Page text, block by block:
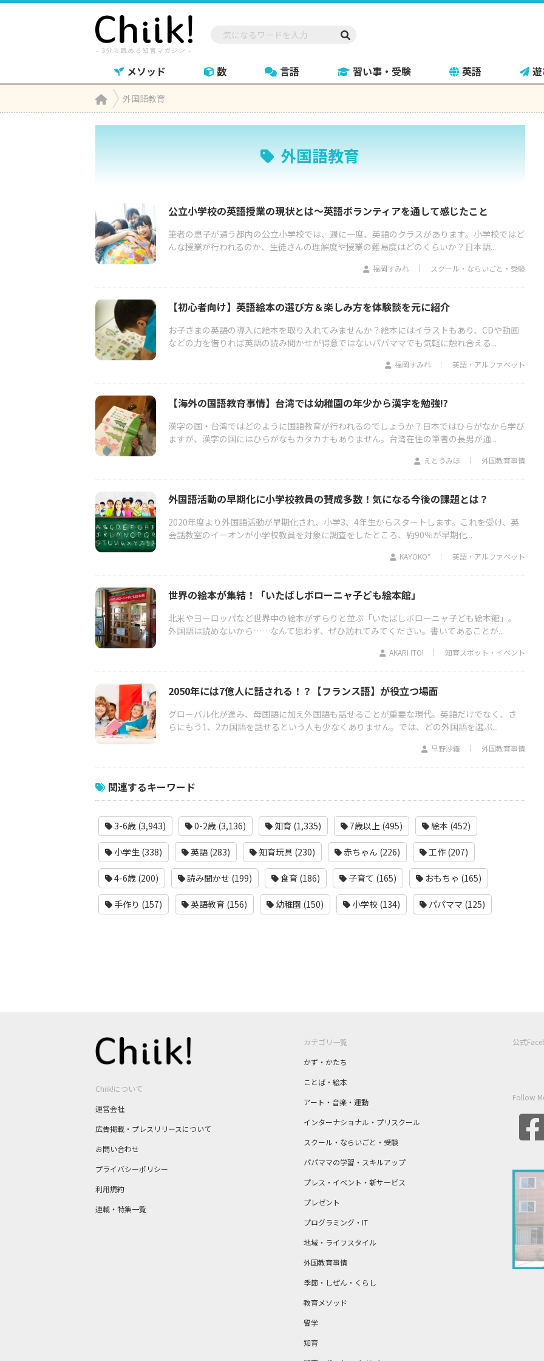
メソッド 数 言語 習い事・受験 英語
Home外国語教育
外国語教育
公立小学校の英語授業の現状とは～英語ボランティアを通して感じたこと
筆者の息子が通う都内の公立小学校では、週に一度、英語のクラスがあります。小学校ではど
んな授業が行われるのか、生徒さんの理解度や授業の難易度はどのくらいか？日本語...
福岡すみれ スクール・ならいごと・受験
【初心者向け】英語絵本の選び方＆楽しみ方を体験談を元に紹介
お子さまの英語の導入に絵本を取り入れてみませんか？絵本にはイラストもあり、CDや動画
などの力を借りれば英語の読み聞かせが得意ではないパパママでも気軽に触れ合える...
福岡すみれ 英語・アルファベット
【海外の国語教育事情】台湾では幼稚園の年少から漢字を勉強!?
漢字の国・台湾ではどのように国語教育が行われるのでしょうか？日本ではひらがなから学び
ますが、漢字の国にはひらがなもカタカナもありません。台湾在住の筆者の長男が通...
えとうみほ 外国教育事情
外国語活動の早期化に小学校教員の賛成多数！気になる今後の課題とは？
2020年度より外国語活動が早期化され、小学3、4年生からスタートします。これを受け、英
会話教室のイーオンが小学校教員を対象に調査をしたところ、約90％が早期化...
KAYOKO* 英語・アルファベット
世界の絵本が集結！「いたばしボローニャ子ども絵本館」
北米やヨーロッパなど世界中の絵本がずらりと並ぶ「いたばしボローニャ子ども絵本館」。
外国語は読めないから……なんて思わず、ぜひ訪れてみてください。書いてあることが...
AKARI ITOI 知育スポット・イベント
2050年には7億人に話される！？【フランス語】が役立つ場面
グローバル化が進み、母国語に加え外国語も話せることが重要な現代。英語だけでなく、さ
らにもう1、2カ国語を話せるという人も少なくありません。では、どの外国語を選ぶ...
早野沙織 外国教育事情
関連するキーワード
3-6歳 (3,943) 0-2歳 (3,136) 知育 (1,335) 7歳以上 (495) 絵本 (452)
小学生 (338) 英語 (283) 知育玩具 (230) 赤ちゃん (226) 工作 (207)
4-6歳 (200) 読み聞かせ (199) 食育 (186) 子育て (165) おもちゃ (165)
手作り (157) 英語教育 (156) 幼稚園 (150) 小学校 (134) パパママ (125)
Chiik!について
運営会社
広告掲載・プレスリリースについて
お問い合わせ
プライバシーポリシー
利用規約
連載・特集一覧
カテゴリ一覧
かず・かたち
ことば・絵本
アート・音楽・運動
インターナショナル・プリスクール
スクール・ならいごと・受験
パパママの学習・スキルアップ
プレス・イベント・新サービス
プレゼント
プログラミング・IT
地域・ライフスタイル
外国教育事情
季節・しぜん・くらし
教育メソッド
留学
知育
公式
Follow